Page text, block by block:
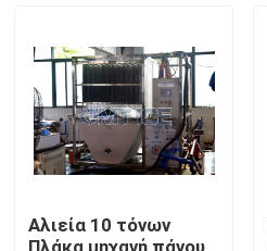
Σπίτι
Προϊόντα
Εμφάνιση VR
Αλιεία 10 τόνων